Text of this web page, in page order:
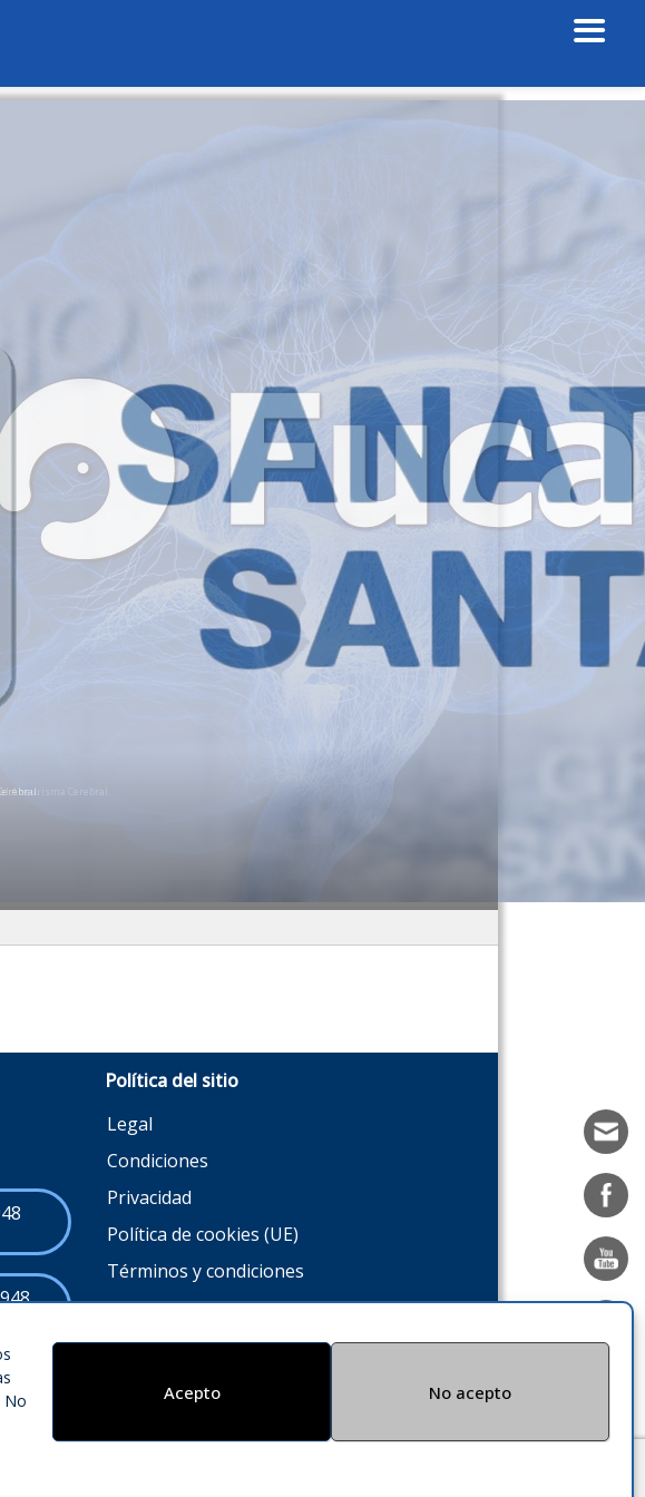
No
Acepto No acepto
Aneurisma Cerebral.
Política del sitio
Legal
Condiciones
Privacidad
Política de cookies (UE)
Términos y condiciones